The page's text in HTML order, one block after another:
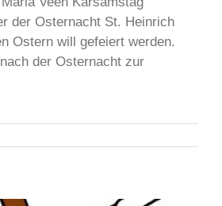
Osternacht St. Heinrich
Ostern will gefeiert werden.
der Osternacht zur